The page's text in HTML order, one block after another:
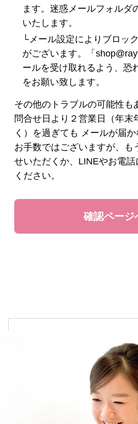
ヘアケア
シャンプー・トリートメント
ヘアカラー
メイク
下地・ファンデーション
ます。迷惑メールフォルダ
いたします。
└メール設定によりブロッ
がございます。「
ールを受け取れるよう、恐
をお願い致します。
その他のトラブルの可能性も
問合せ日より２営業日（年末
く）を過ぎても メールが届
お手数ではございますが、も
せいただくか、LINEやお電
ください。